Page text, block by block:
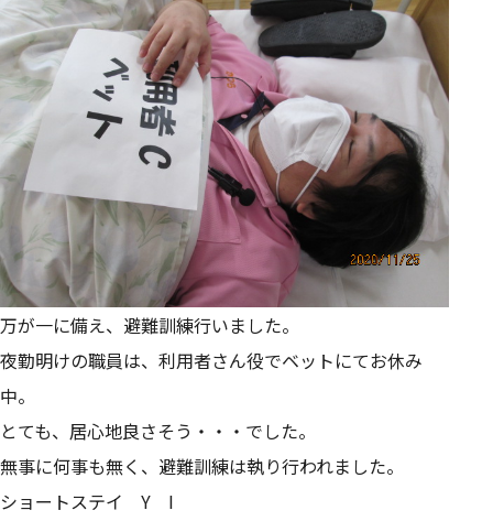
万が一に備え、避難訓練行いました。
夜勤明けの職員は、利用者さん役でベットにてお休み
中。
とても、居心地良さそう・・・でした。
無事に何事も無く、避難訓練は執り行われました。
ショートステイ Y I